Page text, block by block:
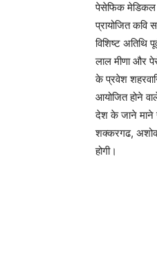
पेसेफिक मेडिकल
प्रायोजित कवि
विशिष्ट अतिथि
लाल मीणा और
के प्रवेश
आयोजित होने
देश के जाने माने
शक्करगढ, अशोक
होगी।